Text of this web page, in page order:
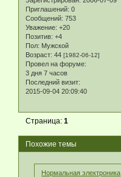
Приглашений: 0
Сообщений: 753
Уважение: +20
Позитив: +4
Пол: Мужской
Возраст: 44 [1982-06-12]
Провел на форуме:
3 дня 7 часов
Последний визит:
2015-09-04 20:09:40
Страница:1
Похожие темы
Нормальная электроника